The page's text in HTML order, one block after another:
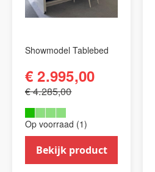
Showmodel Tablebed
€ 2.995,00
€ 4.285,00
Op voorraad (1)
Bekijk product